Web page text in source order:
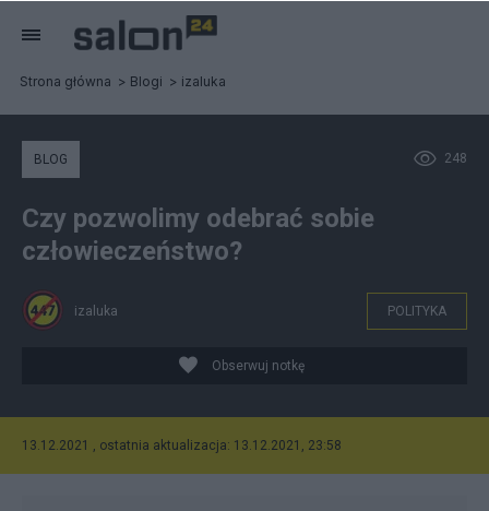
Strona główna Blogi izaluka
248
BLOG
Czy pozwolimy odebrać sobie
człowieczeństwo?
izaluka POLITYKA
Obserwuj notkę
13.12.2021 , ostatnia aktualizacja: 13.12.2021, 23:58